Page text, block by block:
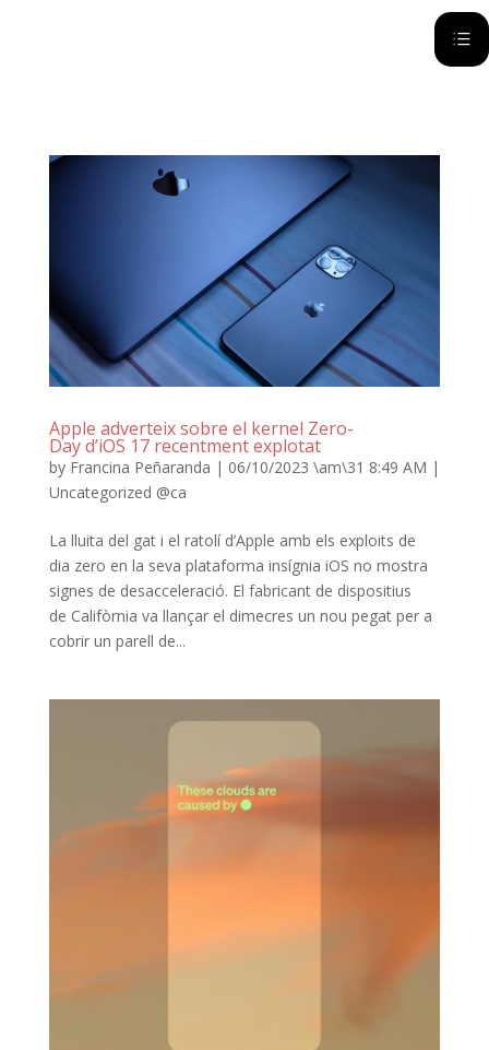
d
Apple adverteix sobre el kernel Zero-
Day d’iOS 17 recentment explotat
by Francina Peñaranda | 06/10/2023 \am\31 8:49 AM |
Uncategorized @ca
La lluita del gat i el ratolí d’Apple amb els exploits de
dia zero en la seva plataforma insígnia iOS no mostra
signes de desacceleració. El fabricant de dispositius
de Califòrnia va llançar el dimecres un nou pegat per a
cobrir un parell de...